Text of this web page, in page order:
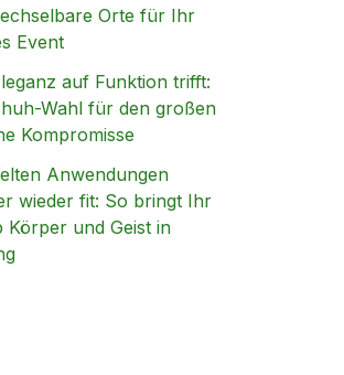
Orte für Ihr
Event
auf Funktion trifft:
Wahl für den großen
Kompromisse
Anwendungen
wieder fit: So bringt Ihr
Körper und Geist in